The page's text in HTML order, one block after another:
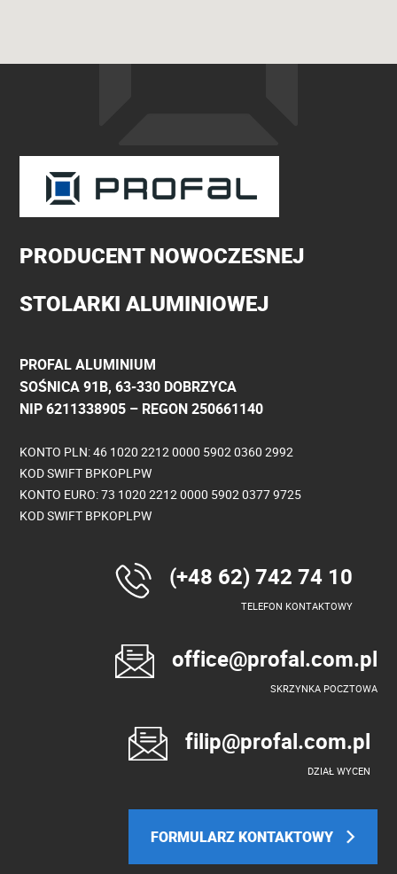
PRODUCENT NOWOCZESNEJ
STOLARKI ALUMINIOWEJ
PROFAL ALUMINIUM
SOŚNICA 91B, 63-330 DOBRZYCA
NIP 6211338905 – REGON 250661140
KONTO PLN: 46 1020 2212 0000 5902 0360 2992
KOD SWIFT BPKOPLPW
KONTO EURO: 73 1020 2212 0000 5902 0377 9725
KOD SWIFT BPKOPLPW
(+48 62) 742 74 10
TELEFON KONTAKTOWY
office@profal.com.pl
SKRZYNKA POCZTOWA
filip@profal.com.pl
DZIAŁ WYCEN
FORMULARZ KONTAKTOWY